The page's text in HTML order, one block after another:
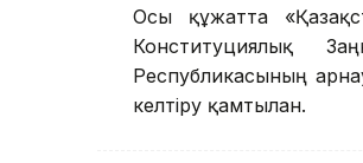
Осы құжатта
Конституциялық
Республикасының
келтіру қамтылған.